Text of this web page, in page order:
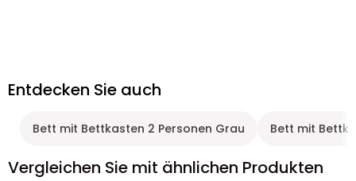
Entdecken Sie auch
Bett mit Bettkasten 2 Personen Grau Bett mit
Vergleichen Sie mit ähnlichen Produkten